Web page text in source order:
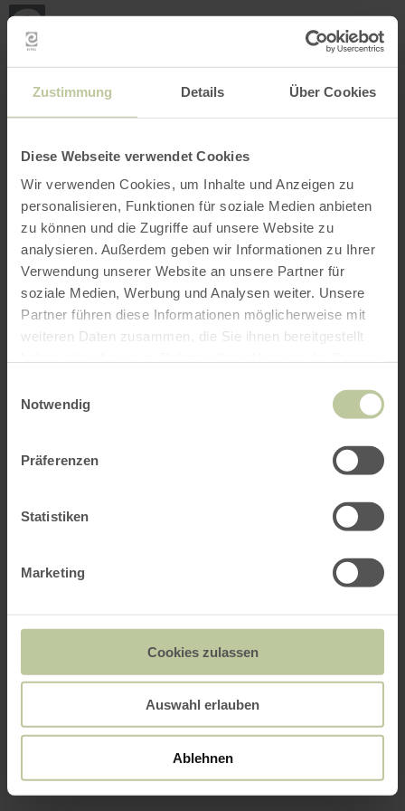
Zustimmung Details Über Cookies
Diese Webseite verwendet Cookies
Wir verwenden Cookies, um Inhalte und Anzeigen zu
personalisieren, Funktionen für soziale Medien anbieten
zu können und die Zugriffe auf unsere Website zu
analysieren. Außerdem geben wir Informationen zu Ihrer
Verwendung unserer Website an unsere Partner für
soziale Medien, Werbung und Analysen weiter. Unsere
Partner führen diese Informationen möglicherweise mit
weiteren Daten zusammen, die Sie ihnen bereitgestellt
Notwendig
Präferenzen
Statistiken
Marketing
Cookies zulassen
Auswahl erlauben
Ablehnen
CARTE INTERACTIVE
ma
Ouvrir le filtre